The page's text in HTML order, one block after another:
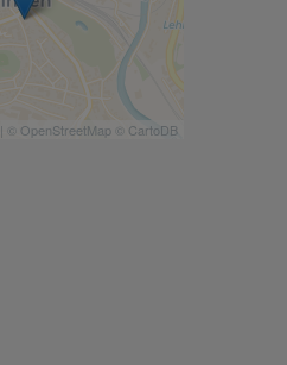
| © OpenStreetMap © CartoDB